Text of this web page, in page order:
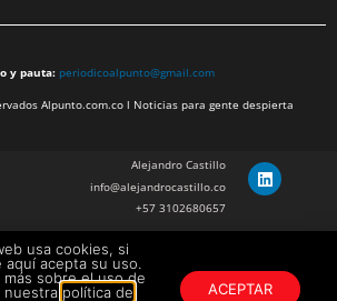
y pauta: periodicoalpunto@gmail.com
Alpunto.com.co l Noticias para gente despierta
Alejandro Castillo
info@alejandrocastillo.co
+57 3102680657
Julian Barragan Verano
julbarg@gmail.com
+57 312 308 9218
usa cookies, si
aquí acepta su uso.
más sobre el uso de
nuestra política de
ACEPTAR